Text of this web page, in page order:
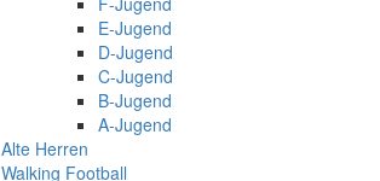
E-Jugend
D-Jugend
C-Jugend
B-Jugend
A-Jugend
Alte Herren
Walking Football